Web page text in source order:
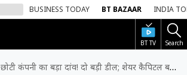
BUSINESS TODAY BT BAZAAR INDIA
BT TV Search
छोटी कंपनी का बड़ा दांव! दो बड़ी डील; शेयर कैपिटल बढ़ाने का ऐलान, निवेशकों की टिकी नजर